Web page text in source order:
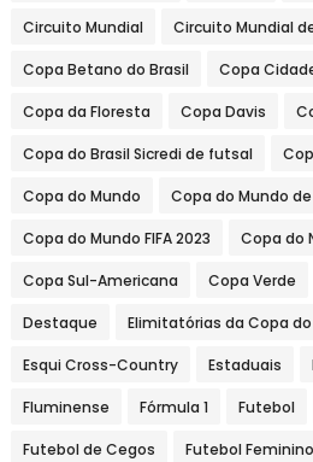
Circuito Mundial Circuito Mundial
Copa Betano do Brasil Copa
Copa da Floresta Copa Davis
Copa do Brasil Sicredi de futsal
Copa do Mundo Copa do Mundo
Copa do Mundo FIFA 2023 Copa do
Copa Sul-Americana Copa Verde
Destaque Elimitatórias da Copa
Esqui Cross-Country Estaduais
Fluminense Fórmula 1 Futebol
Futebol de Cegos Futebol Feminino